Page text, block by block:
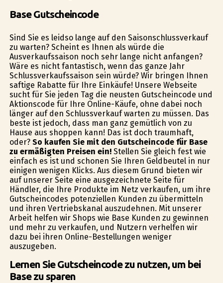
Base Gutscheincode
Sind Sie es leidso lange auf den Saisonschlussverkauf
zu warten? Scheint es Ihnen als würde die
Ausverkaufssaison noch sehr lange nicht anfangen?
Wäre es nicht fantastisch, wenn das ganze Jahr
Schlussverkaufssaison sein würde? Wir bringen Ihnen
saftige Rabatte für Ihre Einkäufe! Unsere Webseite
sucht für Sie jeden Tag die neusten Gutscheincode und
Aktionscode für Ihre Online-Käufe, ohne dabei noch
länger auf den Schlussverkauf warten zu müssen. Das
beste ist jedoch, dass man ganz gemütlich von zu
Hause aus shoppen kann! Das ist doch traumhaft,
oder? So kaufen Sie mit den Gutscheincode für Base
zu ermäßigten Preisen ein!Stellen Sie gleich fest wie
einfach es ist und schonen Sie Ihren Geldbeutel in nur
einigen wenigen Klicks. Aus diesem Grund bieten wir
auf unserer Seite eine ausgezeichnete Seite für
Händler, die Ihre Produkte im Netz verkaufen, um ihre
Gutscheincodes potenziellen Kunden zu übermitteln
und ihren Vertriebskanal auszudehnen. Mit unserer
Arbeit helfen wir Shops wie Base Kunden zu gewinnen
und mehr zu verkaufen, und Nutzern verhelfen wir
dazu bei ihren Online-Bestellungen weniger
auszugeben.
Lernen Sie Gutscheincode zu nutzen, um bei
Base zu sparen